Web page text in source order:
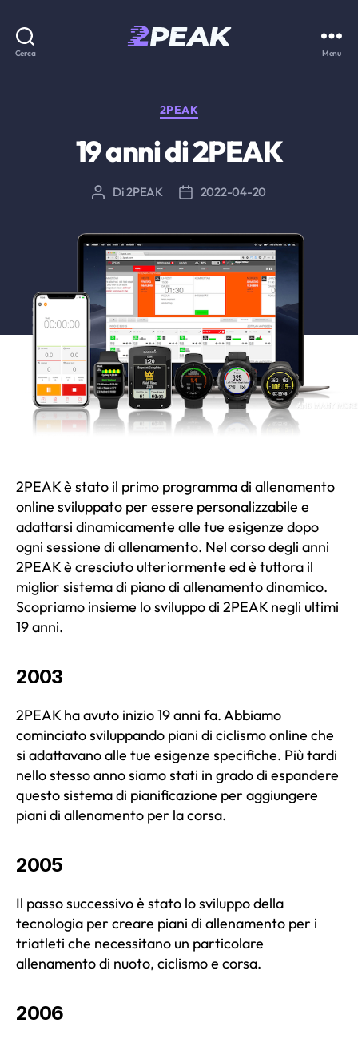
Cerca Menu
Categorie
2PEAK
19 anni di 2PEAK
Autore
Di2PEAK
Data2022-04-20
2PEAK è stato il primo programma di allenamento
online sviluppato per essere personalizzabile e
adattarsi dinamicamente alle tue esigenze dopo
ogni sessione di allenamento. Nel corso degli anni
2PEAK è cresciuto ulteriormente ed è tuttora il
miglior sistema di piano di allenamento dinamico.
Scopriamo insieme lo sviluppo di 2PEAK negli ultimi
19 anni.
2003
2PEAK ha avuto inizio 19 anni fa. Abbiamo
cominciato sviluppando piani di ciclismo online che
si adattavano alle tue esigenze specifiche. Più tardi
nello stesso anno siamo stati in grado di espandere
questo sistema di pianificazione per aggiungere
piani di allenamento per la corsa.
2005
Il passo successivo è stato lo sviluppo della
tecnologia per creare piani di allenamento per i
triatleti che necessitano un particolare
allenamento di nuoto, ciclismo e corsa.
2006